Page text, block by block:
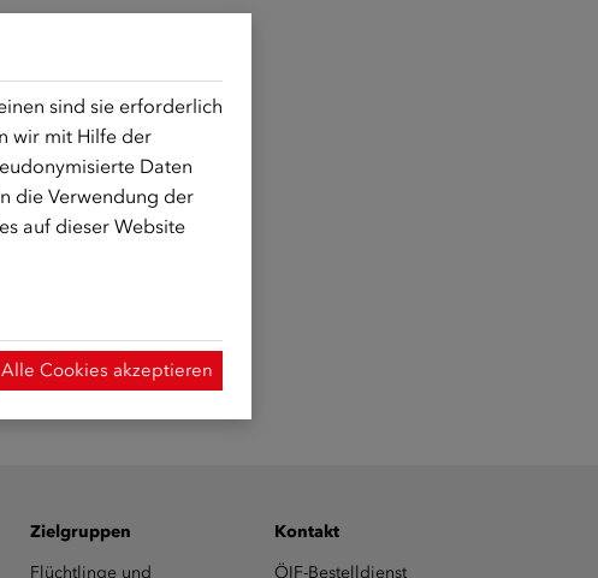
Zielgruppen
Flüchtlinge und
Kontakt
ÖIF-Bestelldienst
sind sie erforderlich
wir mit Hilfe der
Daten
die Verwendung der
auf dieser Website
Alle Cookies akzeptieren